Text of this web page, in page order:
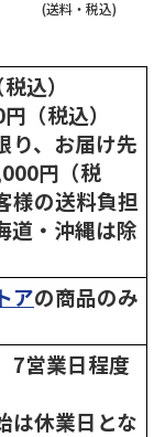
(送料・税込)
込）
（税込）
り、お届け先
円（税
様の送料負担
道・沖縄は除
アの商品のみ
7営業日程度
は休業日とな